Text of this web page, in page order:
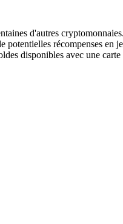
d'autres cryptomonnaies.
potentielles récompenses en
disponibles avec une